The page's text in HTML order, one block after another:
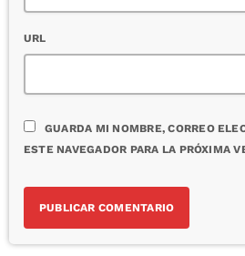
URL
GUARDA MI NOMBRE, CORREO
ESTE NAVEGADOR PARA LA PRÓXIMA